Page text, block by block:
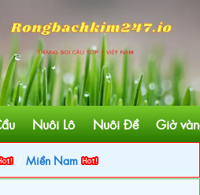
Nuôi Lô Nuôi Đề Giờ
Miền Nam